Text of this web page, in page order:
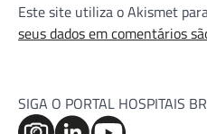
Este site utiliza o Akismet
seus dados em comentários
SIGA O PORTAL HOSPITAIS